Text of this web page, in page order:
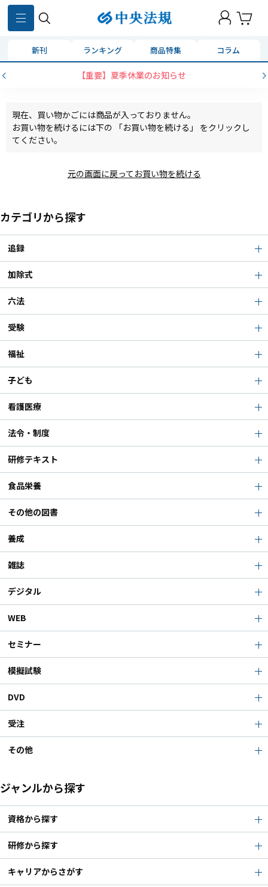
新刊 ランキング 商品特集 コラム
【重要】夏季休業のお知らせ
現在、買い物かごには商品が入っておりません。
お買い物を続けるには下の 「お買い物を続ける」 をクリックし
てください。
元の画面に戻ってお買い物を続ける
カテゴリから探す
追録
加除式
六法
受験
福祉
子ども
看護医療
法令・制度
研修テキスト
食品栄養
その他の図書
養成
雑誌
デジタル
WEB
セミナー
模擬試験
DVD
受注
その他
ジャンルから探す
資格から探す
研修から探す
キャリアからさがす